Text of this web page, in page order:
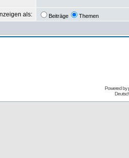
als: Beiträge Themen
Powered by